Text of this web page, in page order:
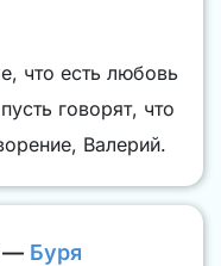
что есть любовь
говорят, что
Валерий.
— Буря